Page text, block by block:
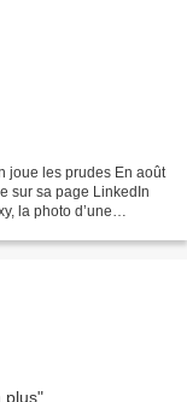
joue les prudes En août
sur sa page LinkedIn
la photo d’une